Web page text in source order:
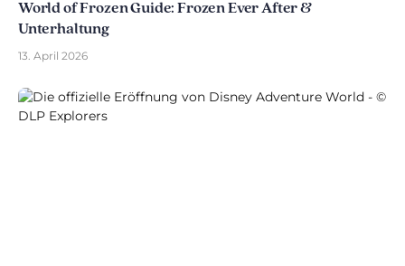
World of Frozen Guide: Frozen Ever After &
Unterhaltung
13. April 2026